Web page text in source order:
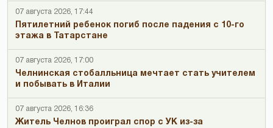
07 августа 2026, 17:44
Пятилетний ребенок погиб после падения с 10-го
этажа в Татарстане
07 августа 2026, 17:00
Челнинская стобалльница мечтает стать учителем
и побывать в Италии
07 августа 2026, 16:36
Житель Челнов проиграл спор с УК из-за